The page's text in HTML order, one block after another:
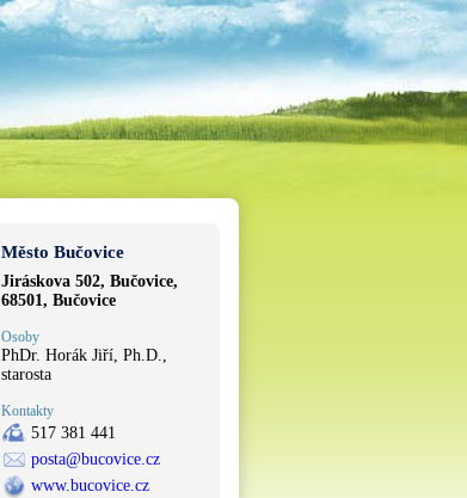
Město Bučovice
Jiráskova 502, Bučovice,
68501, Bučovice
Osoby
PhDr. Horák Jiří, Ph.D.,
starosta
Kontakty
517 381 441
posta@bucovice.cz
www.bucovice.cz